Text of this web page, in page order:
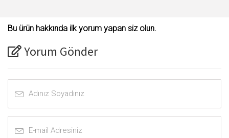
Bu ürün hakkında ilk yorum yapan siz olun.
Yorum Gönder